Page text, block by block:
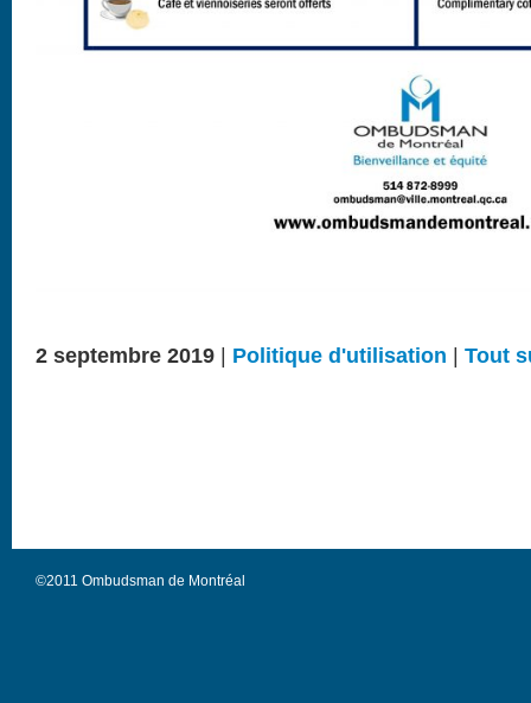
2 septembre 2019 Politique d'utilisation Tout
©2011 Ombudsman de Montréal